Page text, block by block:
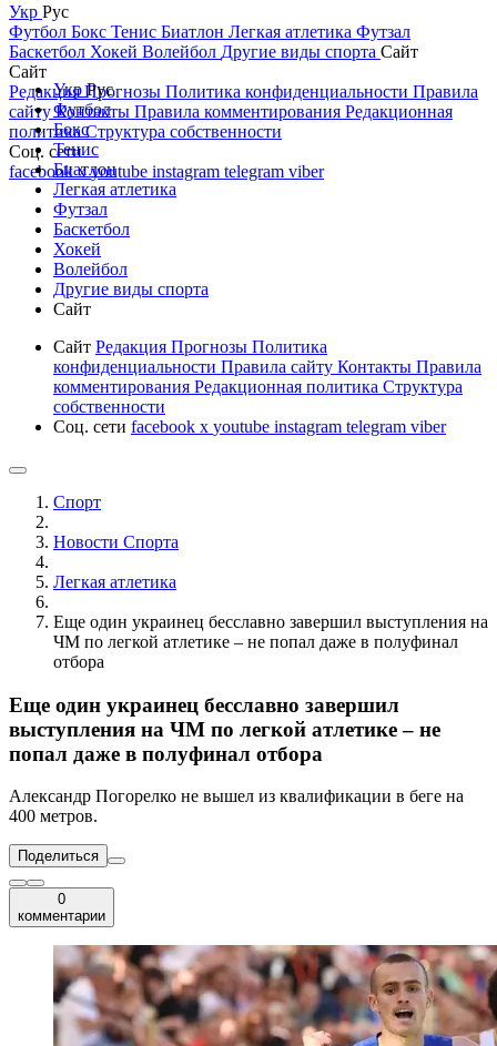
Укр Рус
Футбол Бокс Тенис Биатлон Легкая атлетика Футзал
Баскетбол Хокей Волейбол Другие виды спорта Сайт
Сайт
РедакцияПрогнозы Политика конфиденциальности Правила
сайтуКонтакты Правила комментирования Редакционная
политикаСтруктура собственности
Соц. сети
facebookxyoutube instagram telegram viber
УкрРус
Футбол
Бокс
Тенис
Биатлон
Легкая атлетика
Футзал
Баскетбол
Хокей
Волейбол
Другие виды спорта
Сайт
Сайт Редакция Прогнозы Политика
конфиденциальности Правила сайту Контакты Правила
комментирования Редакционная политика Структура
собственности
Соц. сети facebook x youtube instagram telegram viber
Спорт
Новости Cпорта
Легкая атлетика
Еще один украинец бесславно завершил выступления на
ЧМ по легкой атлетике – не попал даже в полуфинал
отбора
Еще один украинец бесславно завершил
выступления на ЧМ по легкой атлетике – не
попал даже в полуфинал отбора
Александр Погорелко не вышел из квалификации в беге на
400 метров.
Поделиться
0
комментарии